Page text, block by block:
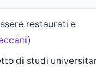
restaurati e
)
di studi